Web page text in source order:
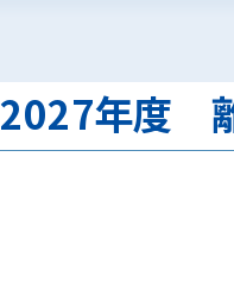
2027年度